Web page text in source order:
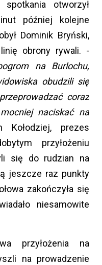
otworzył
później kolejne
Dominik Bryński,
obrony rywali. -
na Burlochu,
obudzili się
coraz
naciskać na
prezes
przyłożeniu
się do rudzian na
jeszcze raz punkty
zakończyła się
niesamowite
przyłożenia na
na prowadzenie